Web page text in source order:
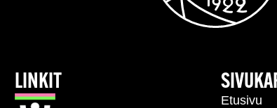
LINKIT
Etusivu